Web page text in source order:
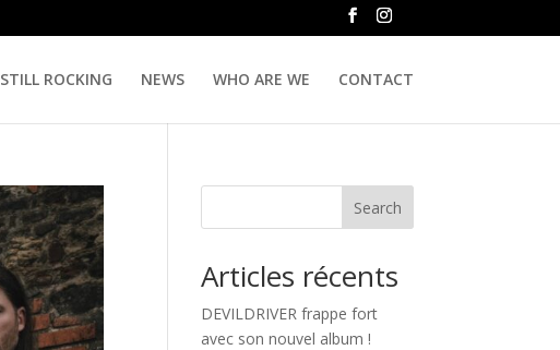
STILL ROCKING NEWS WHO ARE WE CONTACT
Search
Articles récents
DEVILDRIVER frappe fort
avec son nouvel album !